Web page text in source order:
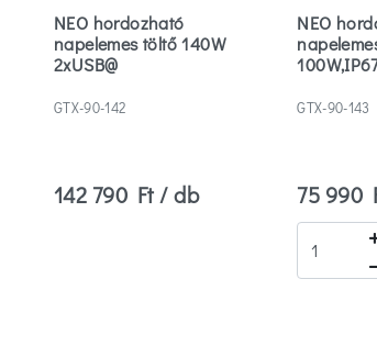
NEO hordozható
napelemes töltő 140W
2xUSB@
GTX-90-142
142 790 Ft / db
NEO
GTX-90-143
75 990